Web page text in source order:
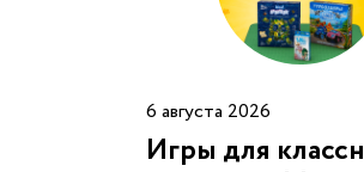
6 августа 2026
Игры для